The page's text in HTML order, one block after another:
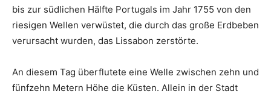
bis zur südlichen Hälfte Portugals im Jahr 1755 von den
riesigen Wellen verwüstet, die durch das große Erdbeben
verursacht wurden, das Lissabon zerstörte.
An diesem Tag überflutete eine Welle zwischen zehn und
fünfzehn Metern Höhe die Küsten. Allein in der Stadt